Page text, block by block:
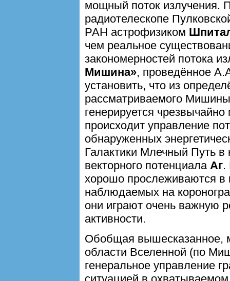
мощный поток излучения.
радиотелескопе
РАН астрофизиком
чем реальное
закономерностей потока
Мишина», проведённое
установить, что из
рассматриваемого
генерируется
происходит управление
обнаруженных
Галактики Млечный Путь в
векторного потенциала Аг.
хорошо прослеживаются в
наблюдаемых на
они играют очень важную
активности.
Обобщая вышесказанное,
области Вселенной (по
генеральное управление